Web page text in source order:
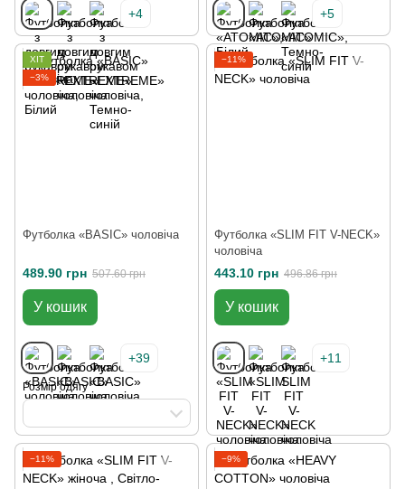
+4 +5
ХІТ
−3%
Футболка «BASIC» чоловіча
489.90 грн 507.60 грн
У кошик
+39
Розмір одягу
−11%
Футболка «SLIM FIT V-NECK»
чоловіча
443.10 грн 496.86 грн
У кошик
+11
−11% −9%